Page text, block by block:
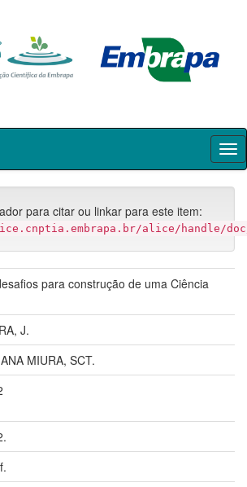
para citar ou linkar para este item:
alice/handle/
para construção de uma Ciência
J.
MIURA, SCT.